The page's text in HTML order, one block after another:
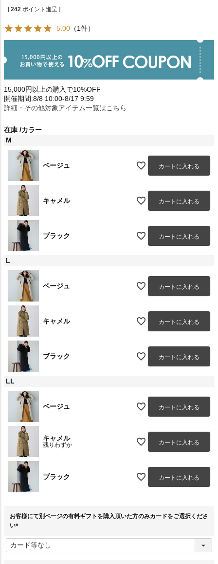
[ 242 ポイント進呈 ]
5.00 （1件）
15,000円以上の購入で10%OFF
開催期間:8/8 10:00-8/17 9:59
詳細・その他対象アイテム一覧はこちら
在庫 カラー
M
ベージュ カートに入れる
キャメル カートに入れる
ブラック カートに入れる
L
ベージュ カートに入れる
キャメル カートに入れる
ブラック カートに入れる
LL
ベージュ カートに入れる
キャメル
残りわずか カートに入れる
ブラック カートに入れる
お客様にて別ページの有料ギフトを購入頂いた方のみカードをご選択くださ
い
必
須